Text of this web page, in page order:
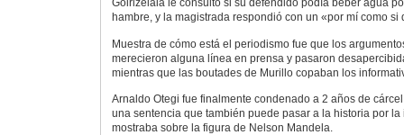
Goirizelaia le consultó si su defendido podía beber agua
hambre, y la magistrada respondió con un «por mí como si
Muestra de cómo está el periodismo fue que los
merecieron alguna línea en prensa y pasaron
mientras que las boutades de Murillo copaban los
Arnaldo Otegi fue finalmente condenado a 2 años de
una sentencia que también puede pasar a la historia por
mostraba sobre la figura de Nelson Mandela.